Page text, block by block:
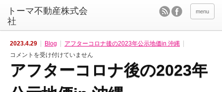
menu
2023.4.29 Blog
アフターコロナ後の2023年公示地価in 沖縄
ア
タ
ー
ロ
コメントを受け付けていません
アフターコロナ後の2023年